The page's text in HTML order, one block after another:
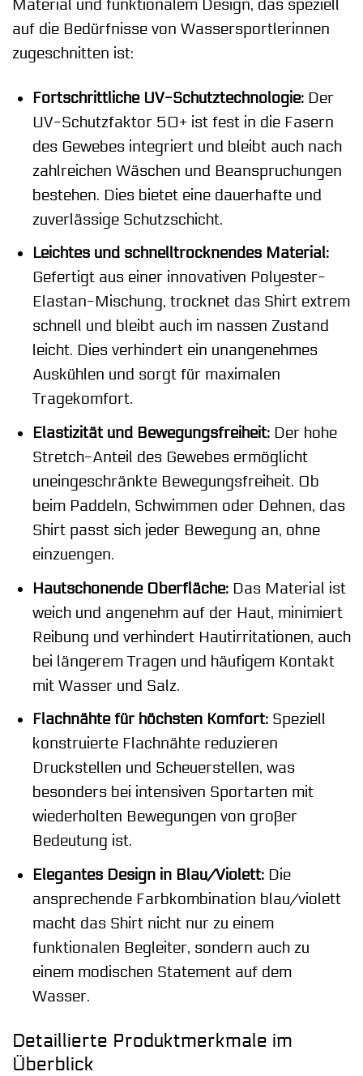
Material und funktionalem Design, das speziell
auf die Bedürfnisse von Wassersportlerinnen
zugeschnitten ist:
Fortschrittliche UV-Schutztechnologie:Der
UV-Schutzfaktor 50+ ist fest in die Fasern
des Gewebes integriert und bleibt auch nach
zahlreichen Wäschen und Beanspruchungen
bestehen. Dies bietet eine dauerhafte und
zuverlässige Schutzschicht.
Leichtes und schnelltrocknendes Material:
Gefertigt aus einer innovativen Polyester-
Elastan-Mischung, trocknet das Shirt extrem
schnell und bleibt auch im nassen Zustand
leicht. Dies verhindert ein unangenehmes
Auskühlen und sorgt für maximalen
Tragekomfort.
Elastizität und Bewegungsfreiheit:Der hohe
Stretch-Anteil des Gewebes ermöglicht
uneingeschränkte Bewegungsfreiheit. Ob
beim Paddeln, Schwimmen oder Dehnen, das
Shirt passt sich jeder Bewegung an, ohne
einzuengen.
Hautschonende Oberfläche:Das Material ist
weich und angenehm auf der Haut, minimiert
Reibung und verhindert Hautirritationen, auch
bei längerem Tragen und häufigem Kontakt
mit Wasser und Salz.
Flachnähte für höchsten Komfort:Speziell
konstruierte Flachnähte reduzieren
Druckstellen und Scheuerstellen, was
besonders bei intensiven Sportarten mit
wiederholten Bewegungen von großer
Bedeutung ist.
Elegantes Design in Blau/Violett:Die
ansprechende Farbkombination blau/violett
macht das Shirt nicht nur zu einem
funktionalen Begleiter, sondern auch zu
einem modischen Statement auf dem
Wasser.
Detaillierte Produktmerkmale im
Überblick